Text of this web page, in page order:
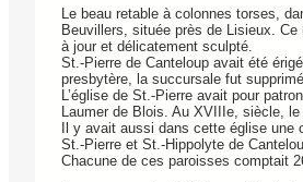
Le beau retable à colonnes torses,
Beuvillers, située près de Lisieux.
à jour et délicatement sculpté.
St.-Pierre de Canteloup avait été
presbytère, la succursale fut
L’église de St.-Pierre avait pour
Laumer de Blois. Au XVIIIe, siècle,
Il y avait aussi dans cette église
St.-Pierre et St.-Hippolyte de
Chacune de ces paroisses comptait